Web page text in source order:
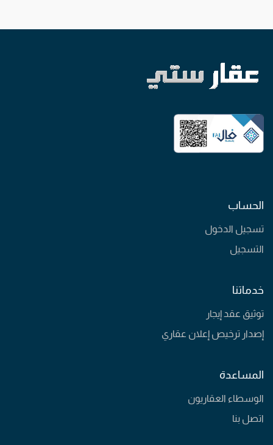
الحساب
تسجيل الدخول
التسجيل
خدماتنا
توثيق عقد إيجار
إصدار ترخيص إعلان عقاري
المساعدة
الوسطاء العقاريون
اتصل بنا